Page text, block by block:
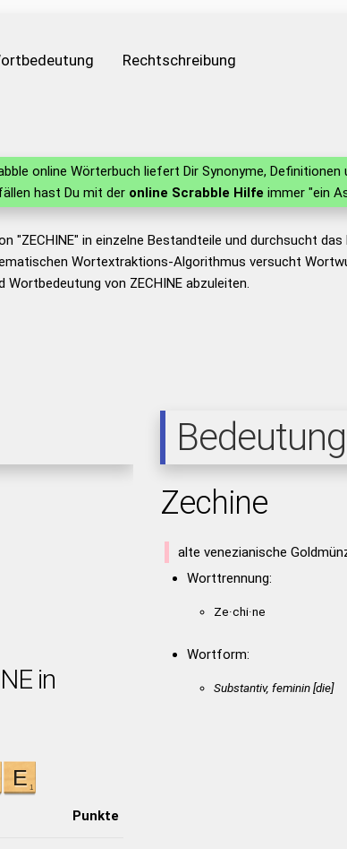
Rechtschreibung
online Wörterbuch liefert Dir Synonyme,
hast Du mit der online Scrabble Hilfe immer "ein
"ZECHINE" in einzelne Bestandteile und durchsucht
Wortextraktions-Algorithmus versucht
von ZECHINE abzuleiten.
in
Punkte
Bedeutung
Zechine
alte venezianische
Worttrennung:
Ze·chi·ne
Wortform:
Substantiv, feminin [die]